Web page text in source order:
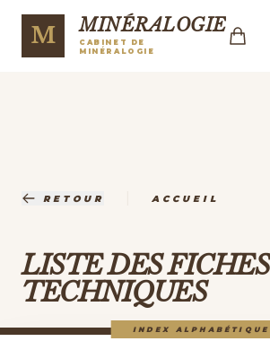
M MINÉRALOGIE
CABINET DE
MINÉRALOGIE
RETOUR ACCUEIL
LISTE DES FICHES
TECHNIQUES
INDEX ALPHABÉTIQUE